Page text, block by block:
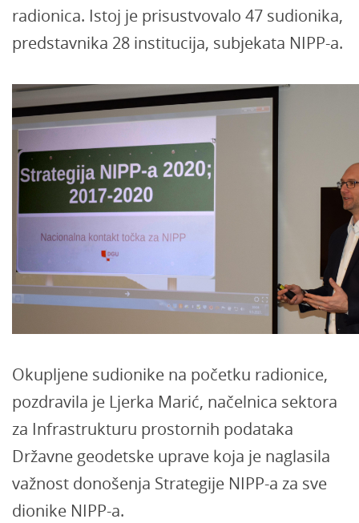
radionica. Istoj je prisustvovalo 47 sudionika,
predstavnika 28 institucija, subjekata NIPP-a.
Okupljene sudionike na početku radionice,
pozdravila je Ljerka Marić, načelnica sektora
za Infrastrukturu prostornih podataka
Državne geodetske uprave koja je naglasila
važnost donošenja Strategije NIPP-a za sve
dionike NIPP-a.